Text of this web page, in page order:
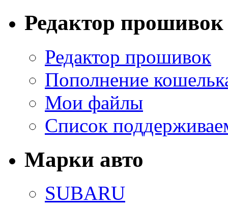
Редактор прошивок
Редактор прошивок
Пополнение
Мои файлы
Список
Марки авто
SUBARU